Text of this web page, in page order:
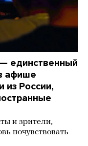
единственный
афише
из России,
и зрители,
почувствовать